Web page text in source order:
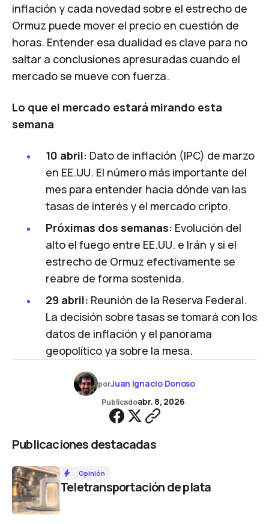
inflación y cada novedad sobre el estrecho de
Ormuz puede mover el precio en cuestión de
horas. Entender esa dualidad es clave para no
saltar a conclusiones apresuradas cuando el
mercado se mueve con fuerza.
Lo que el mercado estará mirando esta
semana
10 abril: Dato de inflación (IPC) de marzo
en EE.UU. El número más importante del
mes para entender hacia dónde van las
tasas de interés y el mercado cripto.
Próximas dos semanas: Evolución del
alto el fuego entre EE.UU. e Irán y si el
estrecho de Ormuz efectivamente se
reabre de forma sostenida.
29 abril: Reunión de la Reserva Federal.
La decisión sobre tasas se tomará con los
datos de inflación y el panorama
geopolítico ya sobre la mesa.
Publicaciones destacadas
Opinión
Teletransportación de plata
porJuan Ignacio Donoso
Publicadoabr. 8, 2026